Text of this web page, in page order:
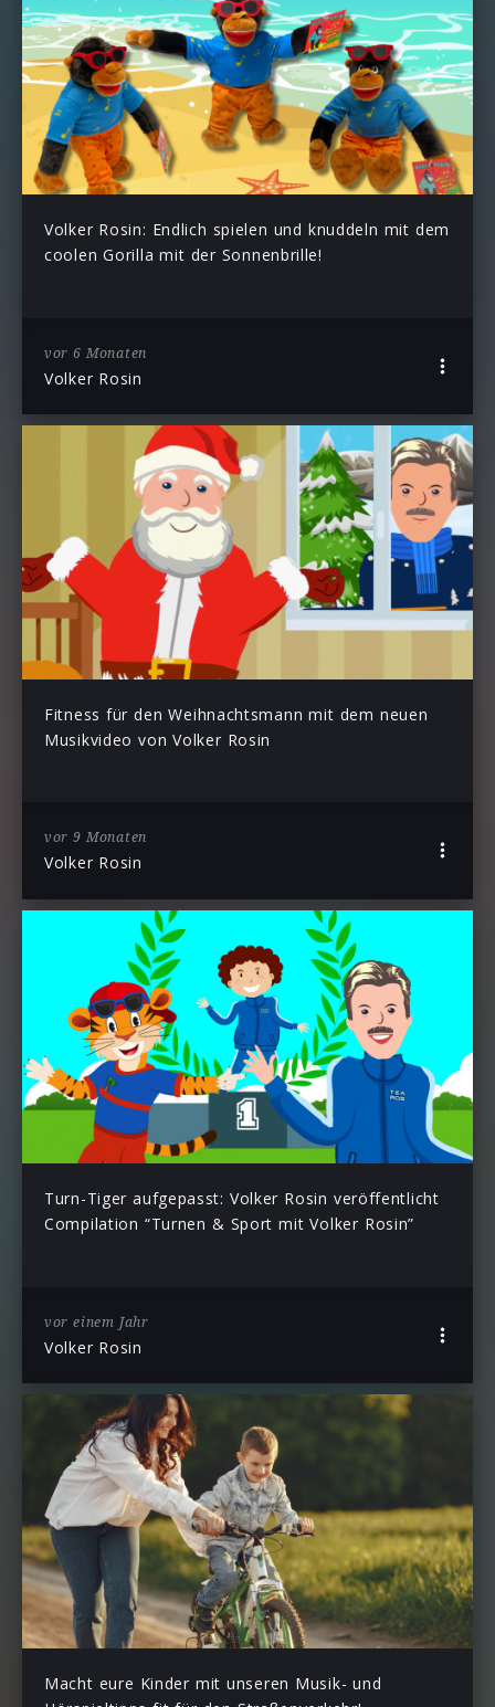
Volker Rosin: Endlich spielen und knuddeln mit dem
coolen Gorilla mit der Sonnenbrille!
vor 6 Monaten
Volker Rosin
Fitness für den Weihnachtsmann mit dem neuen
Musikvideo von Volker Rosin
vor 9 Monaten
Volker Rosin
Turn-Tiger aufgepasst: Volker Rosin veröffentlicht
Compilation “Turnen & Sport mit Volker Rosin”
vor einem Jahr
Volker Rosin
Macht eure Kinder mit unseren Musik- und